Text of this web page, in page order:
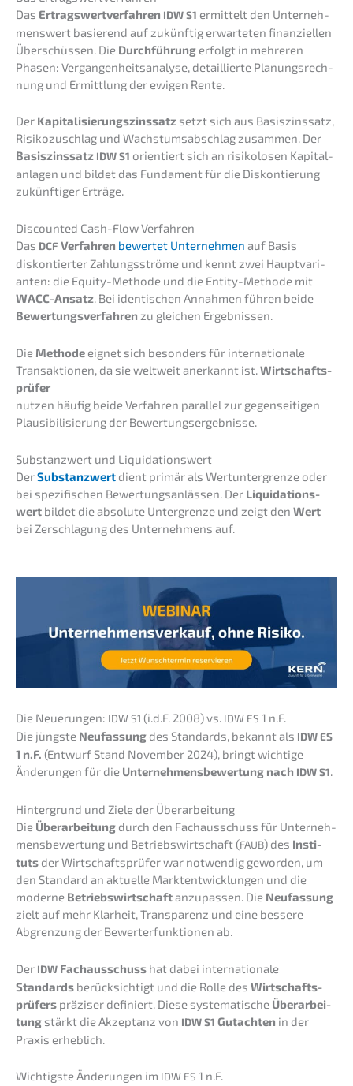
Das Ertrags­wert­ver­fah­ren IDWS1 ermit­telt den Unter­neh­
mens­wert basie­rend auf zukünf­tig erwar­te­ten finan­zi­el­len
Überschüs­sen. Die Durch­füh­rung erfolgt in mehre­ren
Phasen: Vergan­gen­heits­ana­ly­se, detail­lier­te Planungs­rech­
nung und Ermitt­lung der ewigen Rente.
Der Kapita­li­sie­rungs­zins­satzsetzt sich aus Basis­zins­satz,
Risiko­zu­schlag und Wachs­tums­ab­schlag zusam­men. Der
Basis­zins­satz IDWS1 orien­tiert sich an risiko­lo­sen Kapital­
an­la­gen und bildet das Funda­ment für die Diskon­tie­rung
zukünf­ti­ger Erträge.
Discoun­ted Cash-Flow Verfahren
Das DCF Verfah­ren bewer­tet Unter­neh­men auf Basis
diskon­tier­ter Zahlungs­strö­me und kennt zwei Haupt­va­ri­
an­ten: die Equity-Metho­de und die Entity-Metho­de mit
WACC-Ansatz. Bei identi­schen Annah­men führen beide
Bewer­tungs­ver­fah­ren zu gleichen Ergebnissen.
Die Metho­de eignet sich beson­ders für inter­na­tio­na­le
Trans­ak­tio­nen, da sie weltweit anerkannt ist.Wirtschafts­
prü­fer
nutzen häufig beide Verfah­ren paral­lel zur gegen­sei­ti­gen
Plausi­bi­li­sie­rung der Bewertungsergebnisse.
Substanz­wert und Liquidationswert
DerSubstanz­wert dient primär als Wertun­ter­gren­ze oder
bei spezi­fi­schen Bewer­tungs­an­läs­sen. Der Liqui­da­ti­ons­
wert bildet die absolu­te Unter­gren­ze und zeigt den Wert
bei Zerschla­gung des Unter­neh­mens auf.
Die Neuerun­gen: IDWS1 (i.d.F. 2008) vs. IDW ES 1 n.F.
Die jüngs­te Neufas­sung des Standards, bekannt als IDW ES
1 n.F. (Entwurf Stand Novem­ber 2024), bringt wichti­ge
Änderun­gen für die Unter­neh­mens­be­wer­tung nach IDWS1.
Hinter­grund und Ziele der Überarbeitung
Die Überar­bei­tung durch den Fachaus­schuss für Unter­neh­
mens­be­wer­tung und Betriebs­wirt­schaft (FAUB) des Insti­
tuts der Wirtschafts­prü­fer war notwen­dig gewor­den, um
den Standard an aktuel­le Markt­ent­wick­lun­gen und die
moder­ne Betriebs­wirt­schaftanzupas­sen. Die Neufas­sung
zielt auf mehr Klarheit, Trans­pa­renz und eine besse­re
Abgren­zung der Bewer­t­erfunk­tio­nen ab.
Der IDW Fachaus­schuss hat dabei inter­na­tio­na­le
Standards berück­sich­tigt und die Rolle des Wirtschafts­
prü­fers präzi­ser definiert. Diese syste­ma­ti­sche Überar­bei­
tungstärkt die Akzep­tanz von IDWS1 Gutach­ten in der
Praxis erheblich.
Wichtigs­te Änderun­gen im IDW ES 1 n.F.